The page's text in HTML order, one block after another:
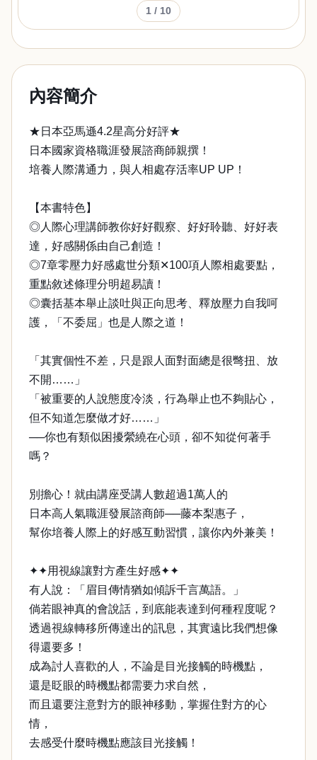
1 / 10
內容簡介
★日本亞馬遜4.2星高分好評★
日本國家資格職涯發展諮商師親撰！
培養人際溝通力，與人相處存活率UP UP！
【本書特色】
◎人際心理講師教你好好觀察、好好聆聽、好好表
達，好感關係由自己創造！
◎7章零壓力好感處世分類✕100項人際相處要點，
重點敘述條理分明超易讀！
◎囊括基本舉止談吐與正向思考、釋放壓力自我呵
護，「不委屈」也是人際之道！
「其實個性不差，只是跟人面對面總是很彆扭、放
不開……」
「被重要的人說態度冷淡，行為舉止也不夠貼心，
但不知道怎麼做才好……」
──你也有類似困擾縈繞在心頭，卻不知從何著手
嗎？
別擔心！就由講座受講人數超過1萬人的
日本高人氣職涯發展諮商師──藤本梨惠子，
幫你培養人際上的好感互動習慣，讓你內外兼美！
✦✦用視線讓對方產生好感✦✦
有人說：「眉目傳情猶如傾訴千言萬語。」
倘若眼神真的會說話，到底能表達到何種程度呢？
透過視線轉移所傳達出的訊息，其實遠比我們想像
得還要多！
成為討人喜歡的人，不論是目光接觸的時機點，
還是眨眼的時機點都需要力求自然，
而且還要注意對方的眼神移動，掌握住對方的心
情，
去感受什麼時機點應該目光接觸！